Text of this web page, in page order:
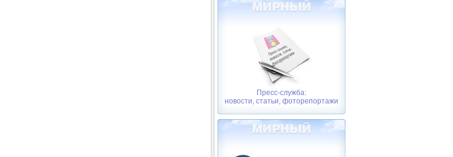
Пресс-служба:
новости, статьи, фоторепортажи